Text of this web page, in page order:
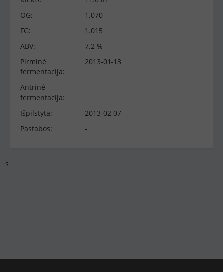
OG:
1.070
FG:
1.015
ABV:
7.2 %
Pirminė
fermentacija:
2013-01-13
Antrinė
fermentacija:
-
Išpilstyta:
2013-02-07
Pastabos:
-
s